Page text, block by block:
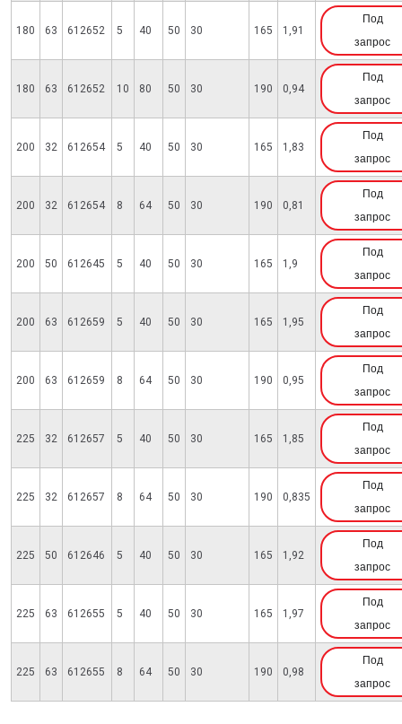
180 63 612652 5 40 50 30 165 1,91
Под
запрос
180 63 612652 10 80 50 30 190 0,94
Под
запрос
200 32 612654 5 40 50 30 165 1,83
Под
запрос
200 32 612654 8 64 50 30 190 0,81
Под
запрос
200 50 612645 5 40 50 30 165 1,9
Под
запрос
200 63 612659 5 40 50 30 165 1,95
Под
запрос
200 63 612659 8 64 50 30 190 0,95
Под
запрос
225 32 612657 5 40 50 30 165 1,85
Под
запрос
225 32 612657 8 64 50 30 190 0,835
Под
запрос
225 50 612646 5 40 50 30 165 1,92
Под
запрос
225 63 612655 5 40 50 30 165 1,97
Под
запрос
225 63 612655 8 64 50 30 190 0,98
Под
запрос